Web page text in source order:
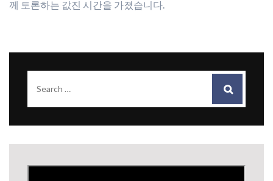
께 토론하는 값진 시간을 가졌습니다.